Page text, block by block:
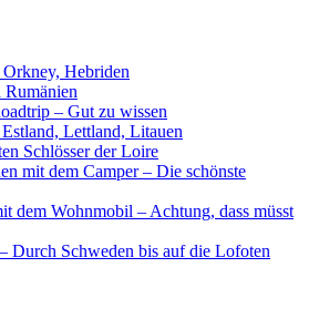
Orkney, Hebriden
Rumänien
– Gut zu wissen
Lettland, Litauen
Schlösser der Loire
mit dem Camper – Die schönste
dem Wohnmobil – Achtung, dass müsst
Durch Schweden bis auf die Lofoten